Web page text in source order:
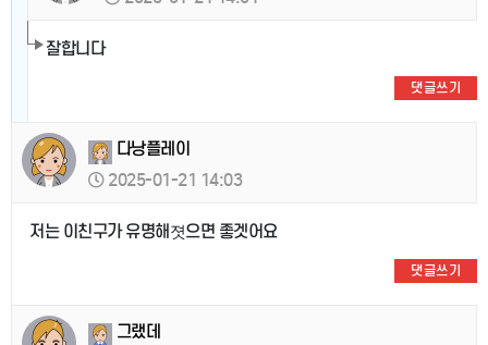
잘합니다
댓글쓰기
다낭플레이
2025-01-21 14:03
저는 이친구가 유명해졋으면 좋겟어요
댓글쓰기
그랬데